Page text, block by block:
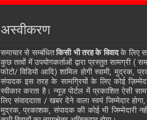
अस्वीकरण
समाचार से सम्बंधितकिसी भी तरह के विवादके लिए
कुछ तत्वों में उपयोगकर्ताओं द्वारा प्रस्तुत सामग्री (
फोटो/ विडियो आदि) शामिल होगी स्वामी, मुद्रक,
संपादक इस तरह के सामग्रियों के लिए कोई
स्वीकार करता है। न्यूज़ पोर्टल में प्रकाशित ऐसी
लिए संवाददाता / खबर देने वाला स्वयं जिम्मेदार होगा,
मुद्रक, प्रकाशक, संपादक की कोई भी जिम्मेदारी नहीं